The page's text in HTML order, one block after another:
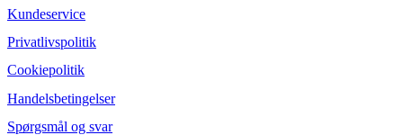
Kundeservice
Privatlivspolitik
Cookiepolitik
Handelsbetingelser
Spørgsmål og svar